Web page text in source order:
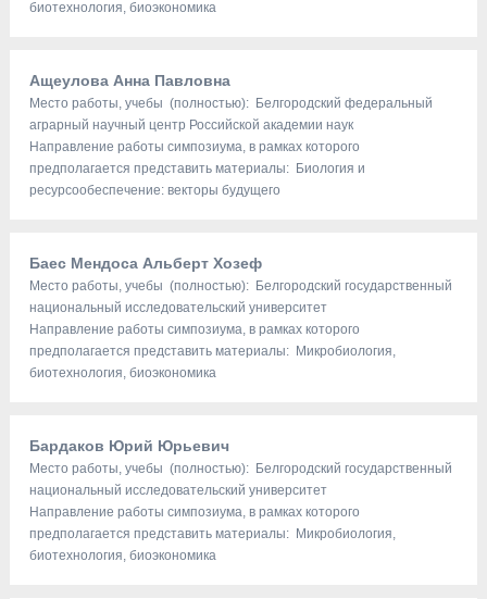
биотехнология, биоэкономика
Ащеулова Анна Павловна
Место работы, учебы (полностью): Белгородский федеральный
аграрный научный центр Российской академии наук
Направление работы симпозиума, в рамках которого
предполагается представить материалы: Биология и
ресурсообеспечение: векторы будущего
Баес Мендоса Альберт Хозеф
Место работы, учебы (полностью): Белгородский государственный
национальный исследовательский университет
Направление работы симпозиума, в рамках которого
предполагается представить материалы: Микробиология,
биотехнология, биоэкономика
Бардаков Юрий Юрьевич
Место работы, учебы (полностью): Белгородский государственный
национальный исследовательский университет
Направление работы симпозиума, в рамках которого
предполагается представить материалы: Микробиология,
биотехнология, биоэкономика